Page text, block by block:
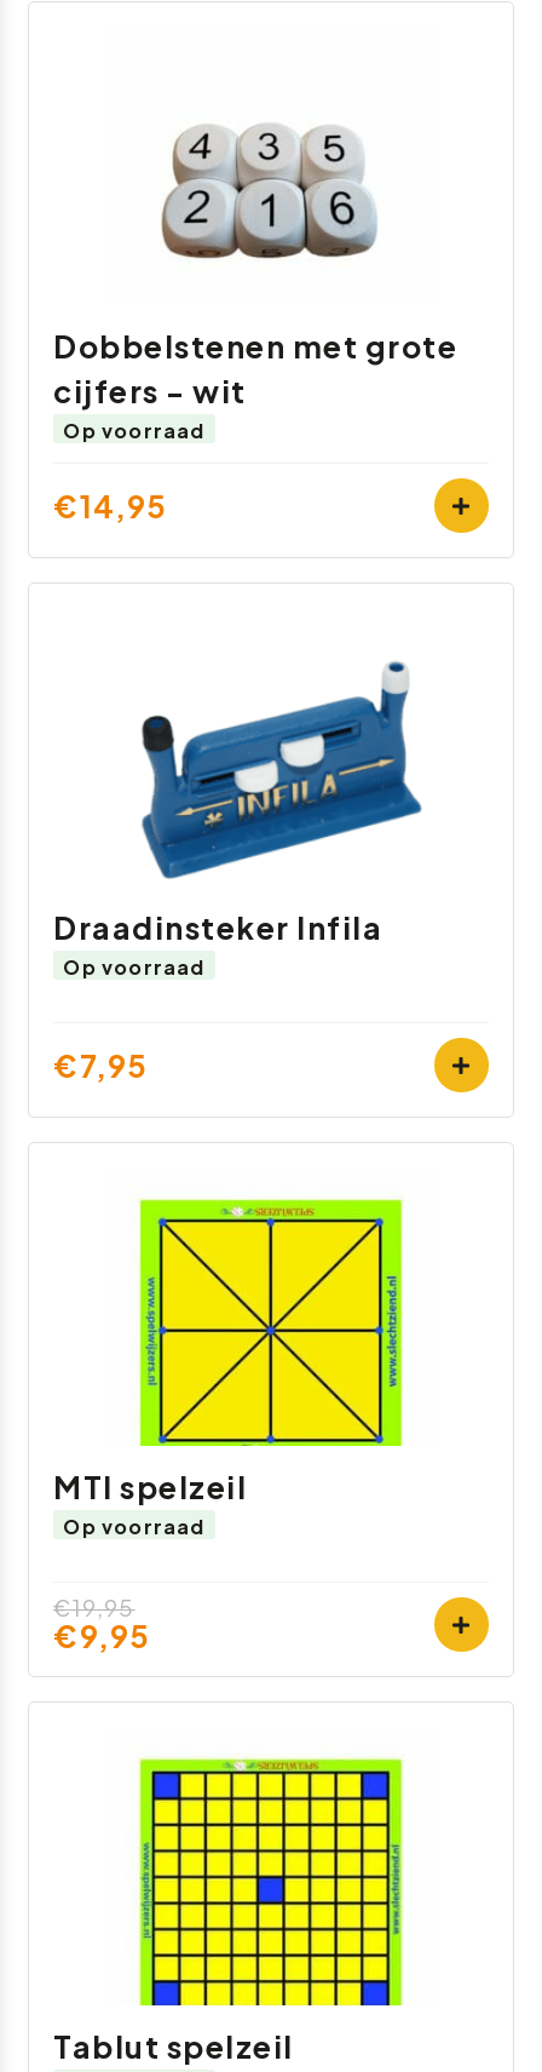
Dobbelstenen met grote
cijfers - wit
Op voorraad
€14,95
Draadinsteker Infila
Op voorraad
€7,95
MTI spelzeil
Op voorraad
€19,95
€9,95
Tablut spelzeil